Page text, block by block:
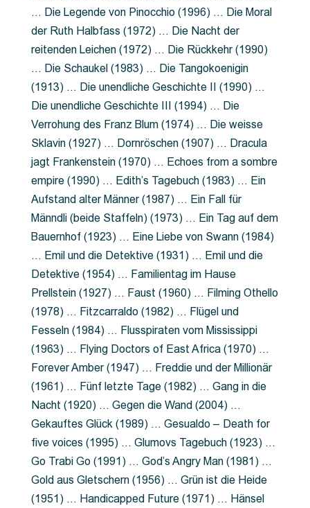
… Die Legende von Pinocchio (1996) … Die Moral
der Ruth Halbfass (1972) … Die Nacht der
reitenden Leichen (1972) … Die Rückkehr (1990)
… Die Schaukel (1983) … Die Tangokoenigin
(1913) … Die unendliche Geschichte II (1990) …
Die unendliche Geschichte III (1994) … Die
Verrohung des Franz Blum (1974) … Die weisse
Sklavin (1927) … Dornröschen (1907) … Dracula
jagt Frankenstein (1970) … Echoes from a sombre
empire (1990) … Edith’s Tagebuch (1983) … Ein
Aufstand alter Männer (1987) … Ein Fall für
Männdli (beide Staffeln) (1973) … Ein Tag auf dem
Bauernhof (1923) … Eine Liebe von Swann (1984)
… Emil und die Detektive (1931) … Emil und die
Detektive (1954) … Familientag im Hause
Prellstein (1927) … Faust (1960) … Filming Othello
(1978) … Fitzcarraldo (1982) … Flügel und
Fesseln (1984) … Flusspiraten vom Mississippi
(1963) … Flying Doctors of East Africa (1970) …
Forever Amber (1947) … Freddie und der Millionär
(1961) … Fünf letzte Tage (1982) … Gang in die
Nacht (1920) … Gegen die Wand (2004) …
Gekauftes Glück (1989) … Gesualdo – Death for
five voices (1995) … Glumovs Tagebuch (1923) …
Go Trabi Go (1991) … God’s Angry Man (1981) …
Gold aus Gletschern (1956) … Grün ist die Heide
(1951) … Handicapped Future (1971) … Hänsel